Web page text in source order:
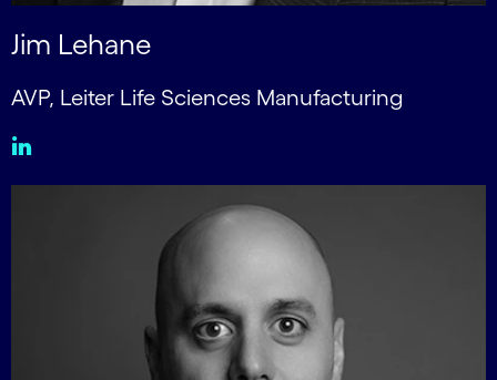
Jim Lehane
AVP, Leiter Life Sciences Manufacturing